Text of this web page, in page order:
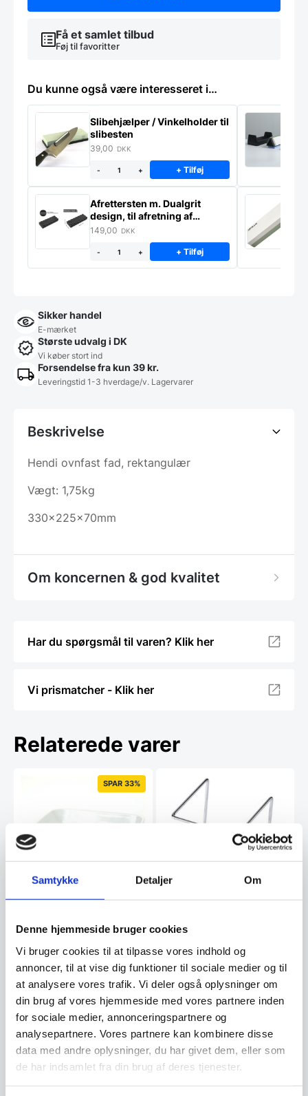
Samtykke Detaljer Om
Denne hjemmeside bruger cookies
Vi bruger cookies til at tilpasse vores indhold og
annoncer, til at vise dig funktioner til sociale medier og til
at analysere vores trafik. Vi deler også oplysninger om
din brug af vores hjemmeside med vores partnere inden
for sociale medier, annonceringspartnere og
analysepartnere. Vores partnere kan kombinere disse
data med andre oplysninger, du har givet dem, eller som
de har indsamlet fra din brug af deres tjenester.
Få et samlet tilbud
Føj til favoritter
Du kunne også være interesseret i…
Slibehjælper / Vinkelholder til
slibesten
39,00 DKK
- + + Tilføj
Afrettersten m. Dualgrit
design, til afretning af
slibesten
149,00 DKK
- + + Tilføj
Sikker handel
E-mærket
Største udvalg i DK
Vi køber stort ind
Forsendelse fra kun 39 kr.
Leveringstid 1-3 hverdage/v. Lagervarer
Beskrivelse
Hendi ovnfast fad, rektangulær
Vægt: 1,75kg
330x225x70mm
Om koncernen & god kvalitet
Har du spørgsmål til varen? Klik her
Vi prismatcher - Klik her
Relaterede varer
SPAR 33%
20,5cm
Varenr.: 5001623
234,39DKK Den
oprindelige
pris
var:
234,39 DKK.
156,25DKK
Den
aktuelle
pris
er:
156,25 DKK.
Vi prismatcher
Smørrebrødsstativ / Sandwich
200
Vi prismatcher
SPAR 37%